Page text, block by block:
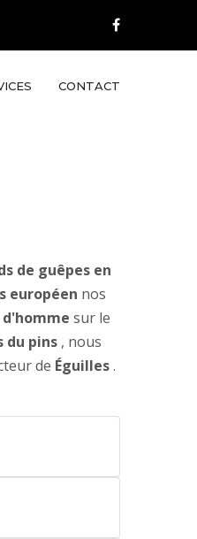
CONTACT
de guêpes en
européen nos
sur le
du pins , nous
de Éguilles.